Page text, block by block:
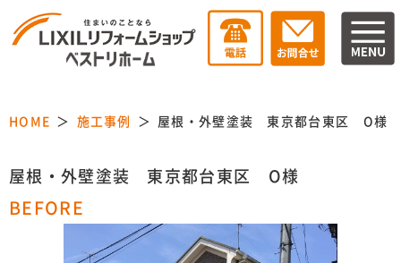
HOME 施工事例 屋根・外壁塗装 東京都台東区 O様
屋根・外壁塗装 東京都台東区 O様
BEFORE